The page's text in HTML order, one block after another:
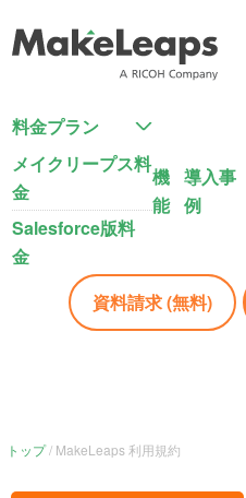
料金プラン
メイクリープス料
金
Salesforce版料
金
機
能
導入事
例
資料請求 (無料)
トップ MakeLeaps 利用規約